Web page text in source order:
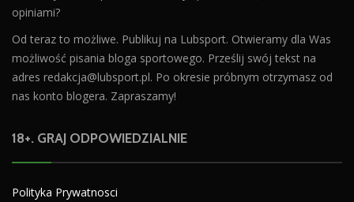
opiniami?
Od teraz to możliwe. Publikuj na Lubsport. Otwieramy dla Was
możliwość pisania bloga sportowego. Prześlij swój tekst na
adres redakcja@lubsport.pl. Po okresie próbnym otrzymasz od
nas konto blogera. Zapraszamy!
18+. GRAJ ODPOWIEDZIALNIE
Polityka Prywatnosci